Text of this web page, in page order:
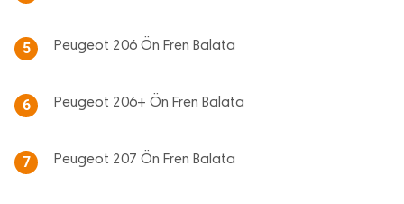
5 Peugeot 206 Ön Fren Balata
6 Peugeot 206+ Ön Fren Balata
7 Peugeot 207 Ön Fren Balata